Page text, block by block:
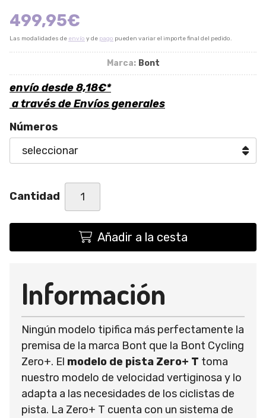
499,95€
Las modalidades de envío y de pago pueden variar el importe final del pedido.
Marca: Bont
envío desde8,18€*
a través deEnvíos generales
Números
Cantidad
Añadir a la cesta
Información
Ningún modelo tipifica más perfectamente la
premisa de la marca Bont que la Bont Cycling
Zero+. El modelo de pista Zero+ T toma
nuestro modelo de velocidad vertiginosa y lo
adapta a las necesidades de los ciclistas de
pista. La Zero+ T cuenta con un sistema de